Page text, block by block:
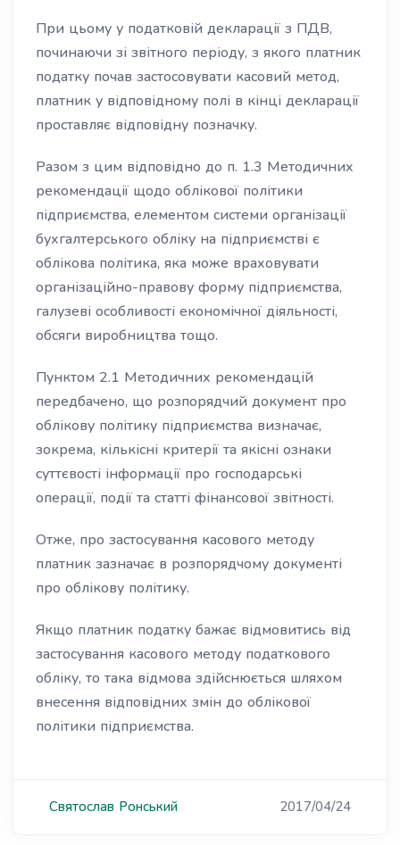
При цьому у податковій декларації з ПДВ,
починаючи зі звітного періоду, з якого платник
податку почав застосовувати касовий метод,
платник у відповідному полі в кінці декларації
проставляє відповідну позначку.
Разом з цим відповідно до п. 1.3 Методичних
рекомендації щодо облікової політики
підприємства, елементом системи організації
бухгалтерського обліку на підприємстві є
облікова політика, яка може враховувати
організаційно-правову форму підприємства,
галузеві особливості економічної діяльності,
обсяги виробництва тощо.
Пунктом 2.1 Методичних рекомендацій
передбачено, що розпорядчий документ про
облікову політику підприємства визначає,
зокрема, кількісні критерії та якісні ознаки
суттєвості інформації про господарські
операції, події та статті фінансової звітності.
Отже, про застосування касового методу
платник зазначає в розпорядчому документі
про облікову політику.
Якщо платник податку бажає відмовитись від
застосування касового методу податкового
обліку, то така відмова здійснюється шляхом
внесення відповідних змін до облікової
політики підприємства.
Святослав Ронський 2017/04/24